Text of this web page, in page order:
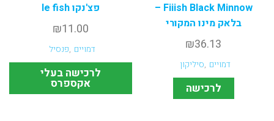
Fiiish Black Minnow –
בלאק מינו המקורי
₪36.13
דמויים ,סיליקון
לרכישה
פצ'נקו le fish
₪11.00
דמויים ,פנסיל
לרכישה בעלי
אקספרס